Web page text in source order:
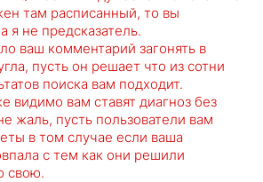
там расписанный, то вы
я не предсказатель.
ваш комментарий загонять в
пусть он решает что из сотни
поиска вам подходит.
видимо вам ставят диагноз без
жаль, пусть пользователи вам
в том случае если ваша
с тем как они решили
свою.